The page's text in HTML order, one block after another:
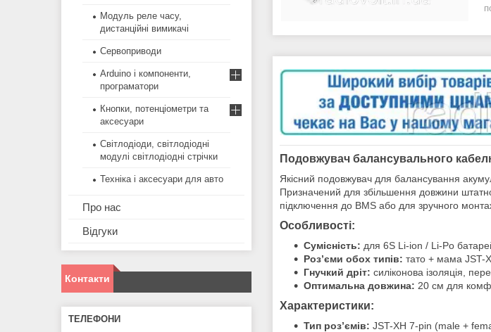
Подовжувач балансувального
Якісний подовжувач для балансування
Призначений для збільшення довжини
підключення до BMS або для зручного
Особливості:
Сумісність: для 6S Li-ion / Li-Po
Роз’єми обох типів: тато + мама JST-
Гнучкий дріт: силіконова ізоляція,
Оптимальна довжина: 20 см для
Характеристики:
Тип роз’ємів: JST-XH 7-pin (male +
Модуль реле часу,
дистанційні вимикачі
Сервоприводи
Arduino і компоненти,
програматори
Кнопки, потенціометри та
аксесуари
Світлодіоди, світлодіодні
модулі світлодіодні стрічки
Техніка і аксесуари для авто
Про нас
Відгуки
Контакти